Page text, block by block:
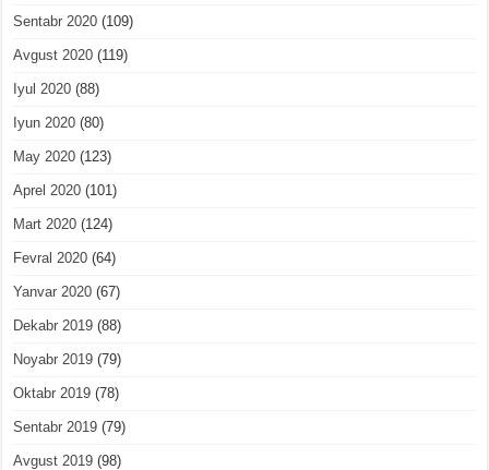
Sentabr 2020 (109)
Avgust 2020 (119)
Iyul 2020 (88)
Iyun 2020 (80)
May 2020 (123)
Aprel 2020 (101)
Mart 2020 (124)
Fevral 2020 (64)
Yanvar 2020 (67)
Dekabr 2019 (88)
Noyabr 2019 (79)
Oktabr 2019 (78)
Sentabr 2019 (79)
Avgust 2019 (98)